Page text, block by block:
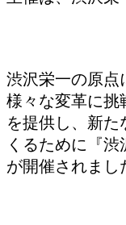
渋沢栄一の原点
様々な変革に挑
を提供し、新た
くるために『渋
が開催されまし